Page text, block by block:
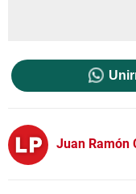
Juan Ramón